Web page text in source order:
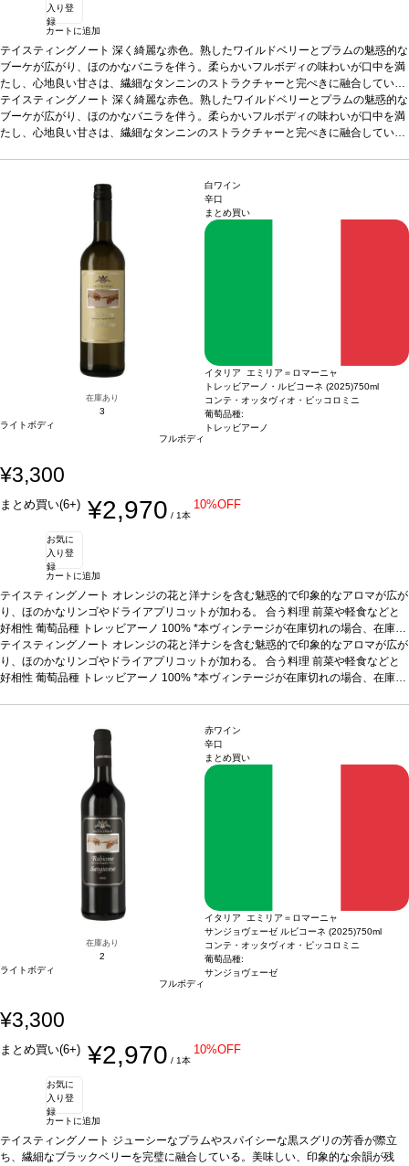
入り登
録
カートに追加
テイスティングノート 深く綺麗な赤色。熟したワイルドベリーとプラムの魅惑的な
ブーケが広がり、ほのかなバニラを伴う。柔らかいフルボディの味わいが口中を満
たし、心地良い甘さは、繊細なタンニンのストラクチャーと完ぺきに融合してい
る。合う料理スパイスの効いたパスタ、マイルドチーズなどと好相性葡萄品種メ
ルロー*本ヴィンテージが在庫切れの場合、在庫があり価格が同様の場合は自動的
に次のヴィンテージに変更されます、ご了承ください。
テイスティングノート 深く綺麗な赤色。熟したワイルドベリーとプラムの魅惑的な
ブーケが広がり、ほのかなバニラを伴う。柔らかいフルボディの味わいが口中を満
たし、心地良い甘さは、繊細なタンニンのストラクチャーと完ぺきに融合してい
に次のヴィンテージに変更されます、ご了承ください。
在庫あり
3
ライトボディ
フルボディ
白ワイン
辛口
まとめ買い
イタリア エミリア＝ロマーニャ
トレッビアーノ・ルビコーネ (2025)750ml
コンテ・オッタヴィオ・ピッコロミニ
葡萄品種:
トレッビアーノ
¥3,300
まとめ買い(6+) ¥2,970 / 1本
10%OFF
お気に
入り登
録
カートに追加
テイスティングノート オレンジの花と洋ナシを含む魅惑的で印象的なアロマが広が
り、ほのかなリンゴやドライアプリコットが加わる。 合う料理 前菜や軽食などと
好相性 葡萄品種 トレッビアーノ 100% *本ヴィンテージが在庫切れの場合、在庫が
あり価格が同様の場合は自動的に次のヴィンテージに変更されます、ご了承くださ
い。
テイスティングノート オレンジの花と洋ナシを含む魅惑的で印象的なアロマが広が
り、ほのかなリンゴやドライアプリコットが加わる。 合う料理 前菜や軽食などと
好相性 葡萄品種 トレッビアーノ 100% *本ヴィンテージが在庫切れの場合、在庫が
在庫あり
2
ライトボディ
フルボディ
赤ワイン
辛口
まとめ買い
イタリア エミリア＝ロマーニャ
サンジョヴェーゼ ルビコーネ (2025)750ml
コンテ・オッタヴィオ・ピッコロミニ
葡萄品種:
サンジョヴェーゼ
¥3,300
まとめ買い(6+) ¥2,970 / 1本
10%OFF
お気に
入り登
録
カートに追加
テイスティングノート ジューシーなプラムやスパイシーな黒スグリの芳香が際立
ち、繊細なブラックベリーを完璧に融合している。美味しい、印象的な余韻が残